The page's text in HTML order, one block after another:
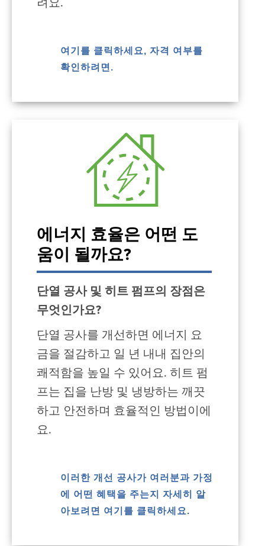
려요.
여기를 클릭하세요, 자격 여부를
확인하려면.
에너지 효율은 어떤 도
움이 될까요?
단열 공사 및 히트 펌프의 장점은
무엇인가요?
단열 공사를 개선하면 에너지 요
금을 절감하고 일 년 내내 집안의
쾌적함을 높일 수 있어요. 히트 펌
프는 집을 난방 및 냉방하는 깨끗
하고 안전하며 효율적인 방법이에
요.
이러한 개선 공사가 여러분과 가정
에 어떤 혜택을 주는지 자세히 알
아보려면 여기를 클릭하세요.